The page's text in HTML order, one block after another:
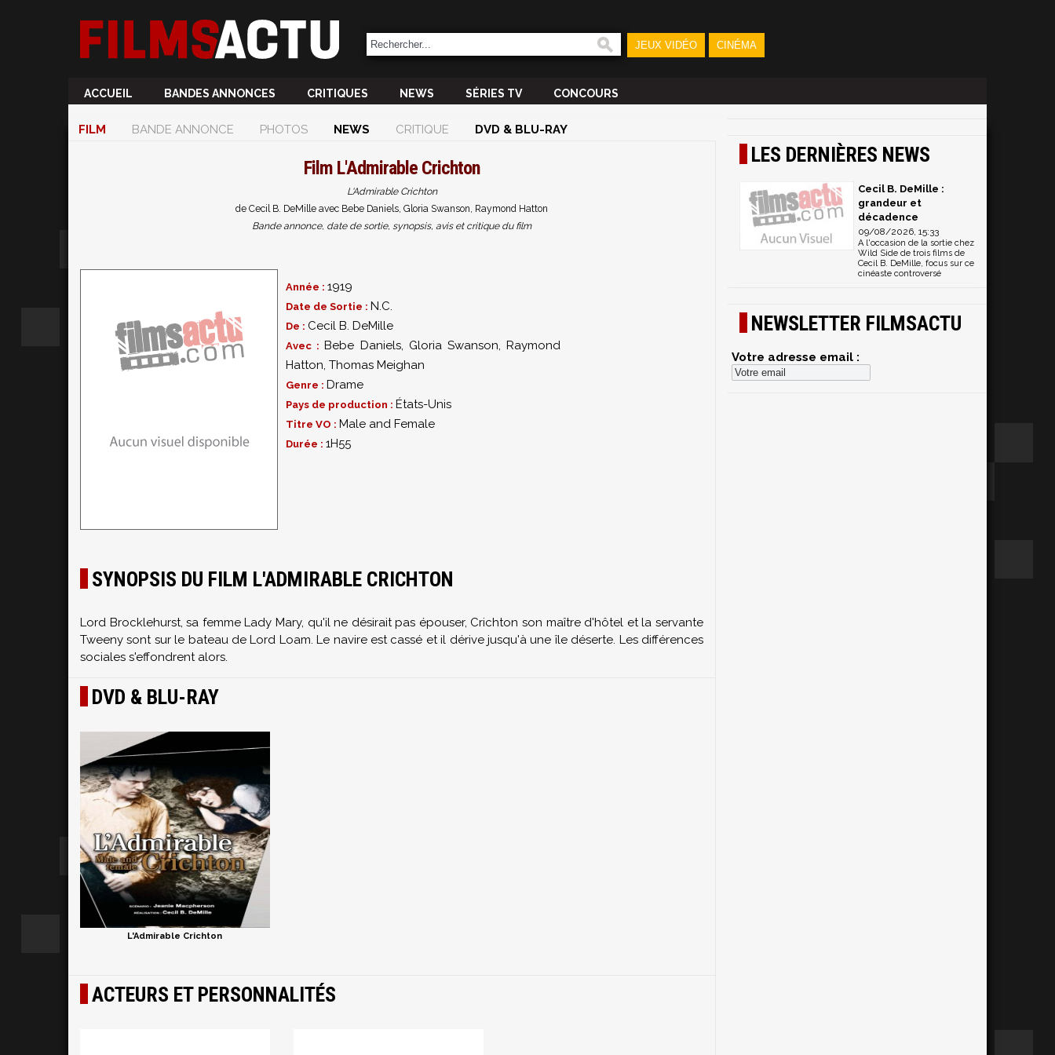
JEUX VIDÉO CINÉMA
ACCUEIL BANDES ANNONCES CRITIQUES NEWS SÉRIES TV CONCOURS
FILM BANDE ANNONCE PHOTOS NEWS CRITIQUE DVD & BLU-RAY
Film L'Admirable Crichton
L'Admirable Crichton
de Cecil B. DeMille avec Bebe Daniels, Gloria Swanson, Raymond Hatton
Bande annonce, date de sortie, synopsis, avis et critique du film
Année : 1919
Date de Sortie : N.C.
De : Cecil B. DeMille
Avec : Bebe Daniels, Gloria Swanson,Raymond
Hatton, Thomas Meighan
Genre : Drame
Pays de production : États-Unis
Titre VO : Male and Female
Durée : 1H55
SYNOPSIS DU FILM L'ADMIRABLE CRICHTON
Lord Brocklehurst, sa femme Lady Mary, qu'il ne désirait pas épouser, Crichton son maître d'hôtel et la servante
Tweeny sont sur le bateau de Lord Loam. Le navire est cassé et il dérive jusqu'à une île déserte. Les différences
sociales s'effondrent alors.
DVD & BLU-RAY
L'Admirable Crichton
ACTEURS ET PERSONNALITÉS
LES DERNIÈRES NEWS
Cecil B. DeMille :
grandeur et
décadence
09/08/2026, 15:33
A l'occasion de la sortie chez
Wild Side de trois films de
Cecil B. DeMille, focus sur ce
cinéaste controversé
NEWSLETTER FILMSACTU
Votre adresse email :